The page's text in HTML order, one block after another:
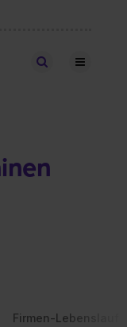
Stellen finden
Firmen-Lebenslauf